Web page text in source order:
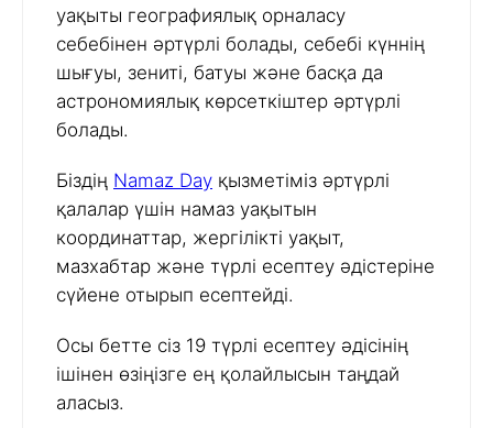
уақыты географиялық орналасу
себебінен әртүрлі болады, себебі күннің
шығуы, зениті, батуы және басқа да
астрономиялық көрсеткіштер әртүрлі
болады.
Біздің Namaz Day қызметіміз әртүрлі
қалалар үшін намаз уақытын
координаттар, жергілікті уақыт,
мазхабтар және түрлі есептеу әдістеріне
сүйене отырып есептейді.
Осы бетте сіз 19 түрлі есептеу әдісінің
ішінен өзіңізге ең қолайлысын таңдай
аласыз.